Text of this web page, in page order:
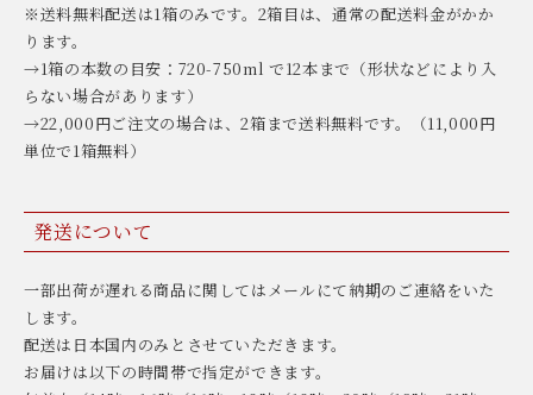
※送料無料配送は1箱のみです。2箱目は、通常の配送料金がかか
ります。
→1箱の本数の目安：720-750ml で12本まで（形状などにより入
らない場合があります）
→22,000円ご注文の場合は、2箱まで送料無料です。（11,000円
単位で1箱無料）
発送について
一部出荷が遅れる商品に関してはメールにて納期のご連絡をいた
します。
配送は日本国内のみとさせていただきます。
お届けは以下の時間帯で指定ができます。